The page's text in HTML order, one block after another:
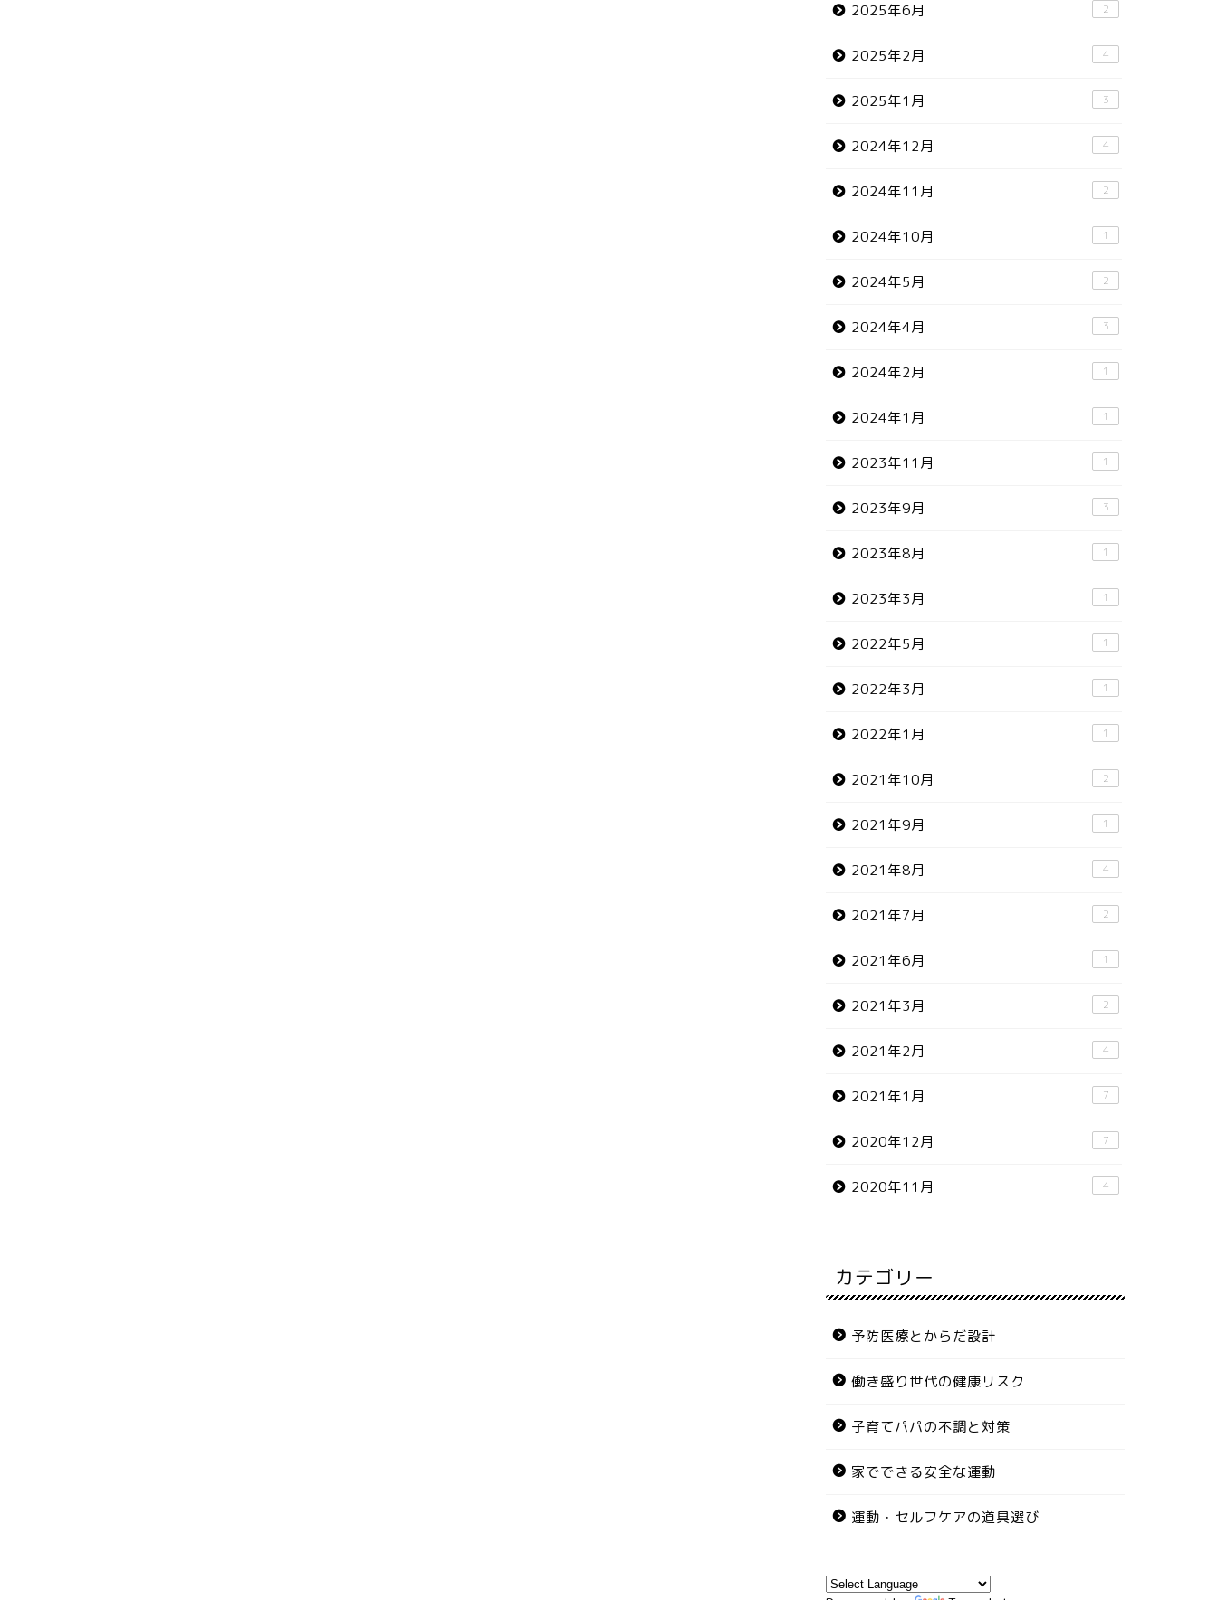
2025年6月 2
2025年2月 4
2025年1月 3
2024年12月 4
2024年11月 2
2024年10月 1
2024年5月 2
2024年4月 3
2024年2月 1
2024年1月 1
2023年11月 1
2023年9月 3
2023年8月 1
2023年3月 1
2022年5月 1
2022年3月 1
2022年1月 1
2021年10月 2
2021年9月 1
2021年8月 4
2021年7月 2
2021年6月 1
2021年3月 2
2021年2月 4
2021年1月 7
2020年12月 7
2020年11月 4
カテゴリー
予防医療とからだ設計
働き盛り世代の健康リスク
子育てパパの不調と対策
家でできる安全な運動
運動・セルフケアの道具選び